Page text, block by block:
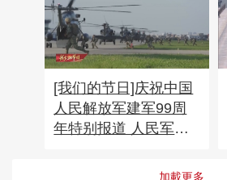
[我们的节日]庆祝中国
人民解放军建军99周
年特别报道 人民军队
队的生命力在于战斗力
加載更多